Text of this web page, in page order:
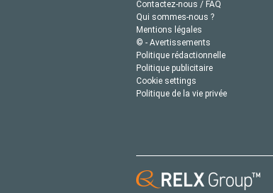
Contactez-nous / FAQ
Qui sommes-nous ?
Mentions légales
© - Avertissements
Politique rédactionnelle
Politique publicitaire
Cookie settings
Politique de la vie privée